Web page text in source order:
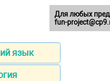
язык
Для любых
fun-